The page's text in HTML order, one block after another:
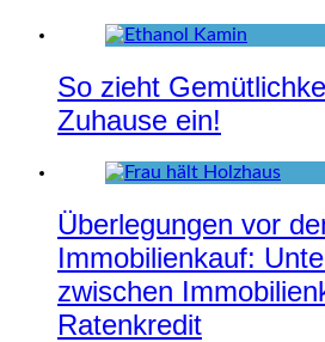
So zieht
Zuhause ein!
Überlegungen vor
Immobilienkauf:
zwischen
Ratenkredit